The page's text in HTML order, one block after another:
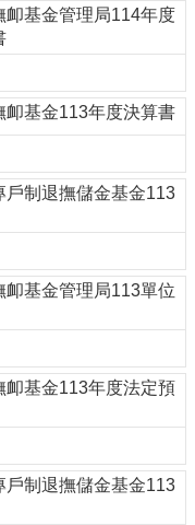
卹基金管理局114年度
卹基金113年度決算書
戶制退撫儲金基金113
卹基金管理局113單位
卹基金113年度法定預
戶制退撫儲金基金113